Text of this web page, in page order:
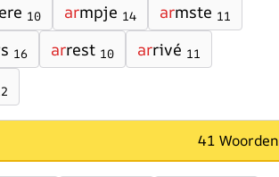
10 armpje 14 armste 11
16 arrest 10 arrivé 11
41 Woorden